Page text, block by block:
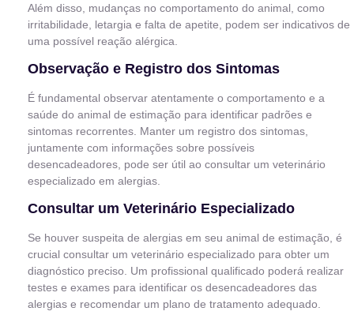
Além disso, mudanças no comportamento do animal, como
irritabilidade, letargia e falta de apetite, podem ser indicativos de
uma possível reação alérgica.
Observação e Registro dos Sintomas
É fundamental observar atentamente o comportamento e a
saúde do animal de estimação para identificar padrões e
sintomas recorrentes. Manter um registro dos sintomas,
juntamente com informações sobre possíveis
desencadeadores, pode ser útil ao consultar um veterinário
especializado em alergias.
Consultar um Veterinário Especializado
Se houver suspeita de alergias em seu animal de estimação, é
crucial consultar um veterinário especializado para obter um
diagnóstico preciso. Um profissional qualificado poderá realizar
testes e exames para identificar os desencadeadores das
alergias e recomendar um plano de tratamento adequado.